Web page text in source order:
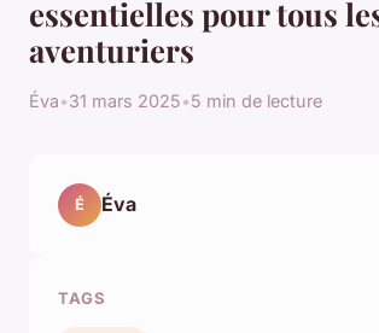
essentielles pour tous
aventuriers
Éva•31 mars 2025•5 min de lecture
É Éva
TAGS